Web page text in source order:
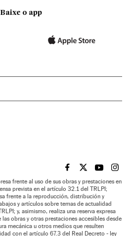
Baixe o app
EL PAÍS BRASIL EN
EL PAÍSEL PAÍS
EL
frente al uso de sus obras y prestaciones en
prevista en el artículo 32.1 del TRLPI;
frente a la reproducción, distribución y
y artículos sobre temas de actualidad
y, asimismo, realiza una reserva expresa
obras y otras prestaciones accesibles desde
mecánica u otros medios que resulten
con el artículo 67.3 del Real Decreto - ley